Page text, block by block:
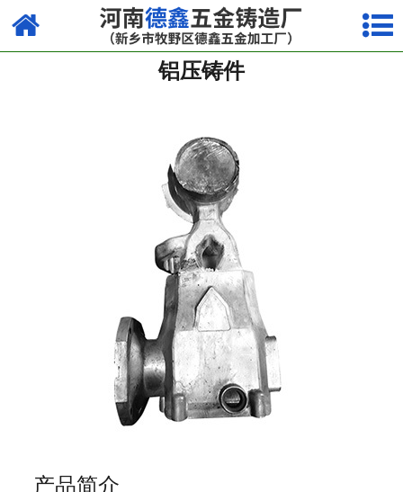
网站首页
镁合金压铸系列
锌合金压铸系列
其他
铝压铸件
产品简介